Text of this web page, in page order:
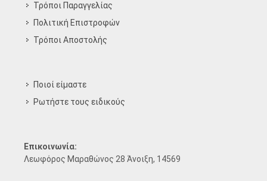
Τρόποι Παραγγελίας
Πολιτική Επιστροφών
Τρόποι Aποστολής
Ποιοί είμαστε
Ρωτήστε τους ειδικούς
Επικοινωνία:
Λεωφόρος Μαραθώνος 28 Άνοιξη, 14569